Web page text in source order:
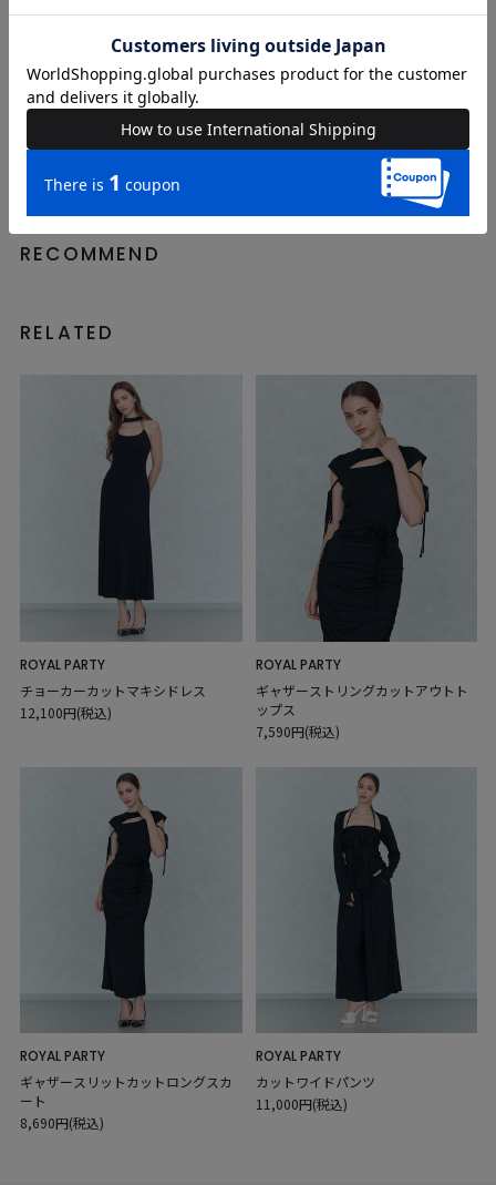
ROYAL PARTY
Shieri / 161cm / 着用サイズ
店舗STAFF
ROYAL PARTY
natsumi / 157cm / 着用サイズ
RECOMMEND
RELATED
ROYAL PARTY
チョーカーカットマキシドレス
12,100円(税込)
ROYAL PARTY
ギャザーストリングカットアウトト
ップス
7,590円(税込)
ROYAL PARTY
ギャザースリットカットロングスカ
ート
8,690円(税込)
ROYAL PARTY
カットワイドパンツ
11,000円(税込)